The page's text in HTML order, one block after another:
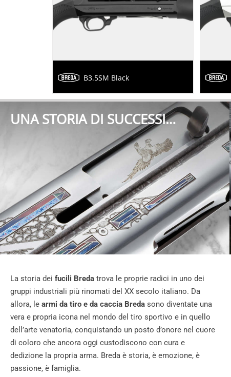
B3.5SM Black
UNA STORIA DI SUCCESSI…
La storia dei fucili Breda trova le proprie radici in uno dei
gruppi industriali più rinomati del XX secolo italiano. Da
allora, le armi da tiro e da caccia Breda sono diventate una
vera e propria icona nel mondo del tiro sportivo e in quello
dell’arte venatoria, conquistando un posto d’onore nel cuore
di coloro che ancora oggi custodiscono con cura e
dedizione la propria arma. Breda è storia, è emozione, è
passione, è famiglia.